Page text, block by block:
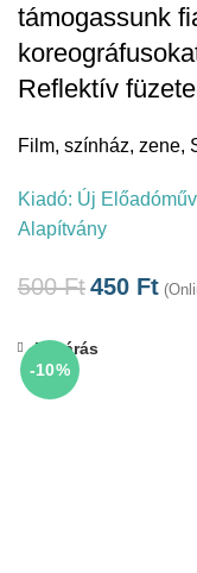
támogassunk
Reflektív
Film, színház, zene,
Kiadó: Új
Alapítvány
500Ft450 Ft
-10%
Bezárás